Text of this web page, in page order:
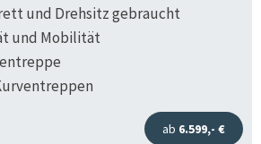
und Drehsitz gebraucht
und Mobilität
ab 6.599,- €